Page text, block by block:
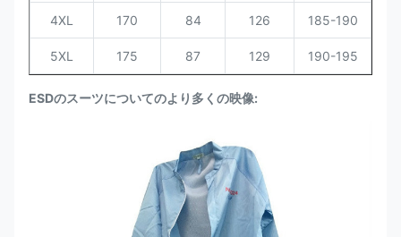
4XL 170 84 126 185-190
5XL 175 87 129 190-195
ESDのスーツについてのより多くの映像: